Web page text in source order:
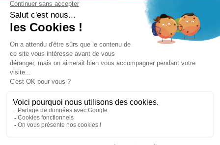
ACTUALITÉS
Mentions légales
Conditions générales de ventes
Plateforme de signalement